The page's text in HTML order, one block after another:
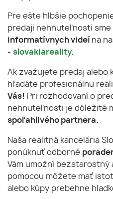
Pre ešte hlbšie
predaji nehnuteľnosti sme
informatívnych videí na
- slovakiareality.
Ak zvažujete predaj alebo
hľadáte profesionálnu
Vás! Pri rozhodovaní o
nehnuteľnosti je dôležité
spoľahlivého partnera.
Naša realitná kancelária
ponúknuť odborné
Vám umožní bezstarostný
pomocou môžete mať
alebo kúpy prebehne